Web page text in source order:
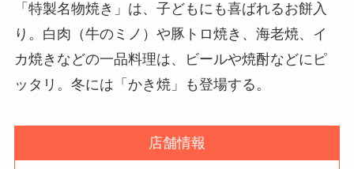
「特製名物焼き」は、子どもにも喜ばれるお餅入
り。白肉（牛のミノ）や豚トロ焼き、海老焼、イ
カ焼きなどの一品料理は、ビールや焼酎などにピ
ッタリ。冬には「かき焼」も登場する。
店舗情報